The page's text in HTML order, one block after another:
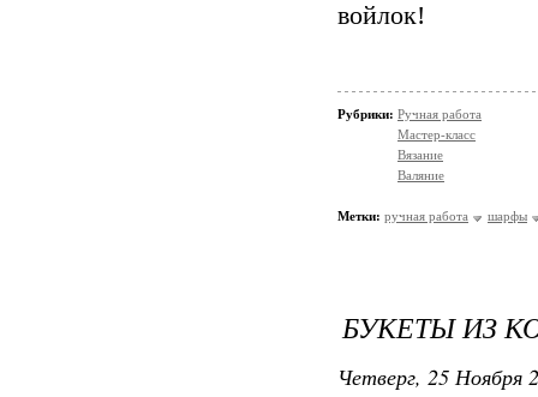
Рубрики: Ручная работа
Мастер-класс
Вязание
Валяние
Метки: ручная работа шарфы
БУКЕТЫ ИЗ
Четверг, 25 Ноября